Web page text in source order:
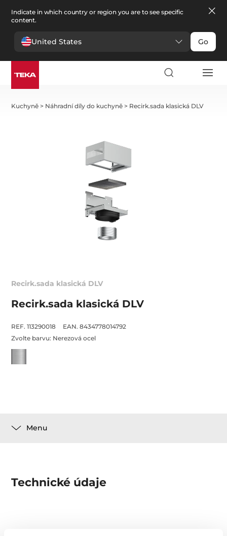
Indicate in which country or region you are to see specific
content.
United States Go
Kuchyně > Náhradní díly do kuchyně > Recirk.sada klasická DLV
Recirk.sada klasická DLV
Recirk.sada klasická DLV
REF. 113290018
EAN. 8434778014792
Zvolte barvu: Nerezová ocel
Menu
Technické údaje